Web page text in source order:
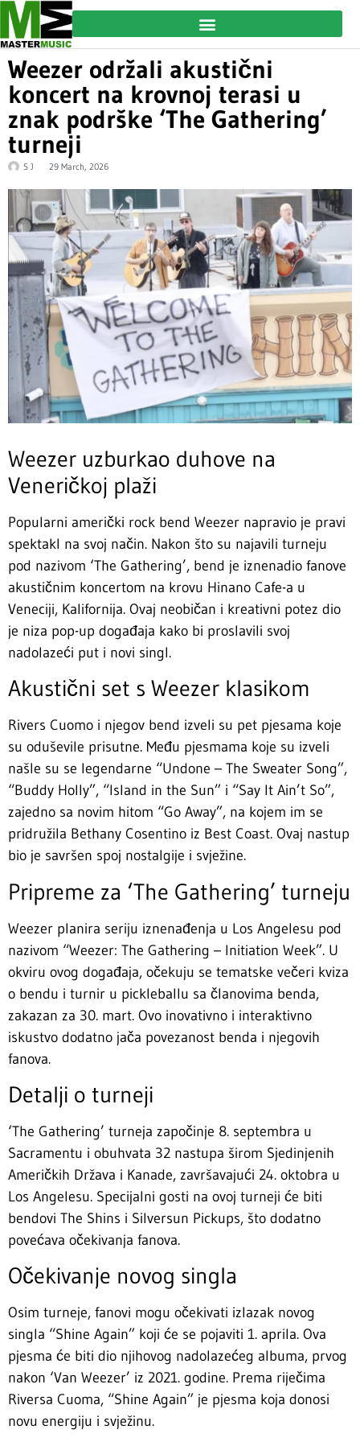
Weezer održali akustični
koncert na krovnoj terasi u
znak podrške ‘The Gathering’
turneji
S J 29 March, 2026
Weezer uzburkao duhove na
Veneričkoj plaži
Popularni američki rock bend Weezer napravio je pravi
spektakl na svoj način. Nakon što su najavili turneju
pod nazivom ‘The Gathering’, bend je iznenadio fanove
akustičnim koncertom na krovu Hinano Cafe-a u
Veneciji, Kalifornija. Ovaj neobičan i kreativni potez dio
je niza pop-up događaja kako bi proslavili svoj
nadolazeći put i novi singl.
Akustični set s Weezer klasikom
Rivers Cuomo i njegov bend izveli su pet pjesama koje
su oduševile prisutne. Među pjesmama koje su izveli
našle su se legendarne “Undone – The Sweater Song”,
“Buddy Holly”, “Island in the Sun” i “Say It Ain’t So”,
zajedno sa novim hitom “Go Away”, na kojem im se
pridružila Bethany Cosentino iz Best Coast. Ovaj nastup
bio je savršen spoj nostalgije i svježine.
Pripreme za ‘The Gathering’ turneju
Weezer planira seriju iznenađenja u Los Angelesu pod
nazivom “Weezer: The Gathering – Initiation Week”. U
okviru ovog događaja, očekuju se tematske večeri kviza
o bendu i turnir u pickleballu sa članovima benda,
zakazan za 30. mart. Ovo inovativno i interaktivno
iskustvo dodatno jača povezanost benda i njegovih
fanova.
Detalji o turneji
‘The Gathering’ turneja započinje 8. septembra u
Sacramentu i obuhvata 32 nastupa širom Sjedinjenih
Američkih Država i Kanade, završavajući 24. oktobra u
Los Angelesu. Specijalni gosti na ovoj turneji će biti
bendovi The Shins i Silversun Pickups, što dodatno
povećava očekivanja fanova.
Očekivanje novog singla
Osim turneje, fanovi mogu očekivati izlazak novog
singla “Shine Again” koji će se pojaviti 1. aprila. Ova
pjesma će biti dio njihovog nadolazećeg albuma, prvog
nakon ‘Van Weezer’ iz 2021. godine. Prema riječima
Riversa Cuoma, “Shine Again” je pjesma koja donosi
novu energiju i svježinu.